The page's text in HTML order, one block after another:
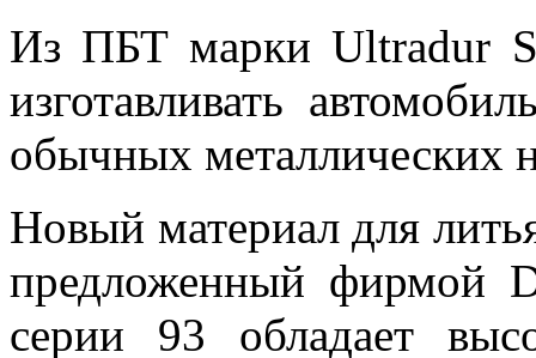
Из ПБТ марки Ultradur
изготавливать
обычных металлических
Новый материал для
предложенный фирмой
серии 93 обладает